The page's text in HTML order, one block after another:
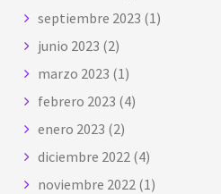
septiembre 2023 (1)
junio 2023 (2)
marzo 2023 (1)
febrero 2023 (4)
enero 2023 (2)
diciembre 2022 (4)
noviembre 2022 (1)